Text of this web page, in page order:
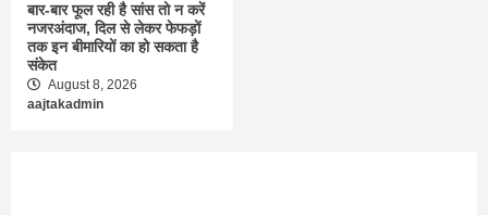
बार-बार फूल रही है सांस तो न करें
नजरअंदाज, दिल से लेकर फेफड़ों
तक इन बीमारियों का हो सकता है
संकेत
August 8, 2026
aajtakadmin